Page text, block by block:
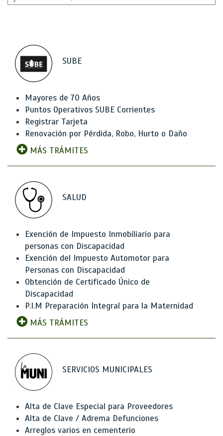
SUBE
Mayores de 70 Años
Puntos Operativos SUBE Corrientes
Registrar Tarjeta
Renovación por Pérdida, Robo, Hurto o Daño
MÁS TRÁMITES
SALUD
Exención de Impuesto Inmobiliario para
personas con Discapacidad
Exención del Impuesto Automotor para
Personas con Discapacidad
Obtención de Certificado Único de
Discapacidad
P.I.M Preparación Integral para la Maternidad
MÁS TRÁMITES
SERVICIOS MUNICIPALES
Alta de Clave Especial para Proveedores
Alta de Clave / Adrema Defunciones
Arreglos varios en cementerio